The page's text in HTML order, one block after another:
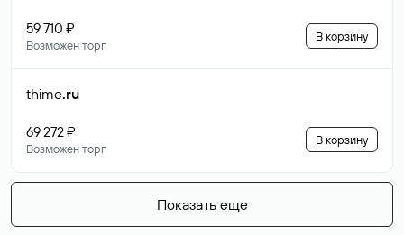
59 710 ₽
Возможен торг
В корзину
thime.ru
69 272 ₽
Возможен торг
В корзину
Показать еще